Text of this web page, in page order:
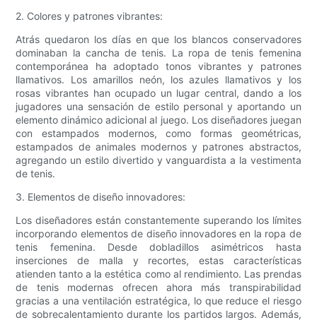
2. Colores y patrones vibrantes:
Atrás quedaron los días en que los blancos conservadores
dominaban la cancha de tenis. La ropa de tenis femenina
contemporánea ha adoptado tonos vibrantes y patrones
llamativos. Los amarillos neón, los azules llamativos y los
rosas vibrantes han ocupado un lugar central, dando a los
jugadores una sensación de estilo personal y aportando un
elemento dinámico adicional al juego. Los diseñadores juegan
con estampados modernos, como formas geométricas,
estampados de animales modernos y patrones abstractos,
agregando un estilo divertido y vanguardista a la vestimenta
de tenis.
3. Elementos de diseño innovadores:
Los diseñadores están constantemente superando los límites
incorporando elementos de diseño innovadores en la ropa de
tenis femenina. Desde dobladillos asimétricos hasta
inserciones de malla y recortes, estas características
atienden tanto a la estética como al rendimiento. Las prendas
de tenis modernas ofrecen ahora más transpirabilidad
gracias a una ventilación estratégica, lo que reduce el riesgo
de sobrecalentamiento durante los partidos largos. Además,